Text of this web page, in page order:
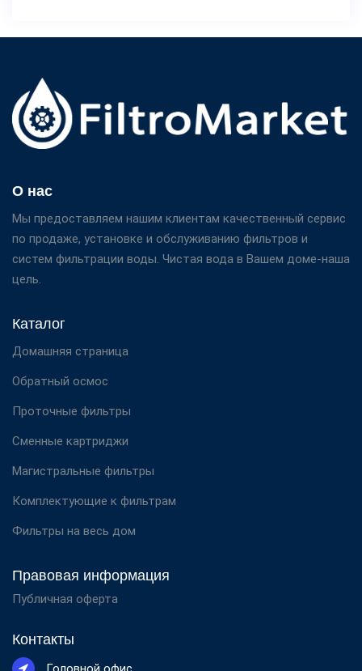
О нас
Мы предоставляем нашим клиентам качественный сервис
по продаже, установке и обслуживанию фильтров и
систем фильтрации воды. Чистая вода в Вашем доме-наша
цель.
Каталог
Домашняя страница
Обратный осмос
Проточные фильтры
Сменные картриджи
Магистральные фильтры
Комплектующие к фильтрам
Фильтры на весь дом
Правовая информация
Публичная оферта
Контакты